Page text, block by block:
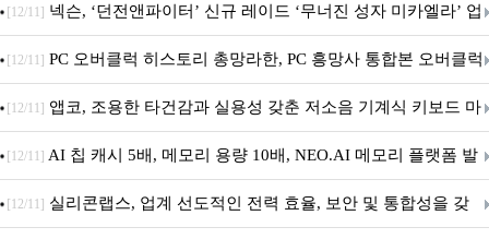
음.ZIP' 이벤트 진행
[12/11] 넥슨, ‘던전앤파이터’ 신규 레이드 ‘무너진 성자 미카엘라’ 업
데이트!
[12/11] PC 오버클럭 히스토리 총망라한, PC 흥망사 통합본 오버클럭
특집(1-4편)
[12/11] 앱코, 조용한 타건감과 실용성 갖춘 저소음 기계식 키보드 마
우스 세트 'KM580' 출시
[12/11] AI 칩 캐시 5배, 메모리 용량 10배, NEO.AI 메모리 플랫폼 발
표
[12/11] 실리콘랩스, 업계 선도적인 전력 효율, 보안 및 통합성을 갖